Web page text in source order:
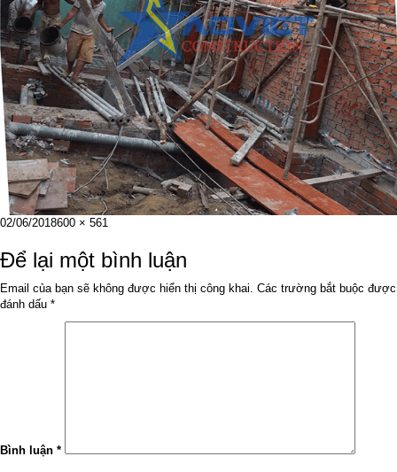
Đăng
ngày
02/06/2018Kích
đầy
đủ
600 × 561
Để lại một bình luận
Email của bạn sẽ không được hiển thị công khai. Các trường bắt buộc được
đánh dấu *
Bình luận *